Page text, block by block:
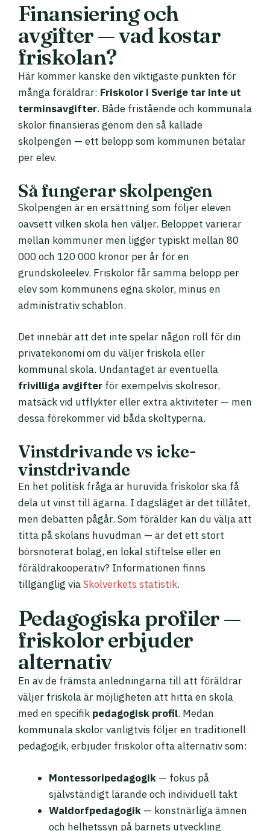
Finansiering och
avgifter — vad kostar
friskolan?
Här kommer kanske den viktigaste punkten för
många föräldrar: Friskolor i Sverige tar inte ut
terminsavgifter. Både fristående och kommunala
skolor finansieras genom den så kallade
skolpengen — ett belopp som kommunen betalar
per elev.
Så fungerar skolpengen
Skolpengen är en ersättning som följer eleven
oavsett vilken skola hen väljer. Beloppet varierar
mellan kommuner men ligger typiskt mellan 80
000 och 120 000 kronor per år för en
grundskoleelev. Friskolor får samma belopp per
elev som kommunens egna skolor, minus en
administrativ schablon.
Det innebär att det inte spelar någon roll för din
privatekonomi om du väljer friskola eller
kommunal skola. Undantaget är eventuella
frivilliga avgifter för exempelvis skolresor,
matsäck vid utflykter eller extra aktiviteter — men
dessa förekommer vid båda skoltyperna.
Vinstdrivande vs icke-
vinstdrivande
En het politisk fråga är huruvida friskolor ska få
dela ut vinst till ägarna. I dagsläget är det tillåtet,
men debatten pågår. Som förälder kan du välja att
titta på skolans huvudman — är det ett stort
börsnoterat bolag, en lokal stiftelse eller en
föräldrakooperativ? Informationen finns
tillgänglig viaSkolverkets statistik.
Pedagogiska profiler —
friskolor erbjuder
alternativ
En av de främsta anledningarna till att föräldrar
väljer friskola är möjligheten att hitta en skola
med en specifik pedagogisk profil. Medan
kommunala skolor vanligtvis följer en traditionell
pedagogik, erbjuder friskolor ofta alternativ som:
Montessoripedagogik — fokus på
självständigt lärande och individuell takt
Waldorfpedagogik — konstnärliga ämnen
och helhetssyn på barnets utveckling